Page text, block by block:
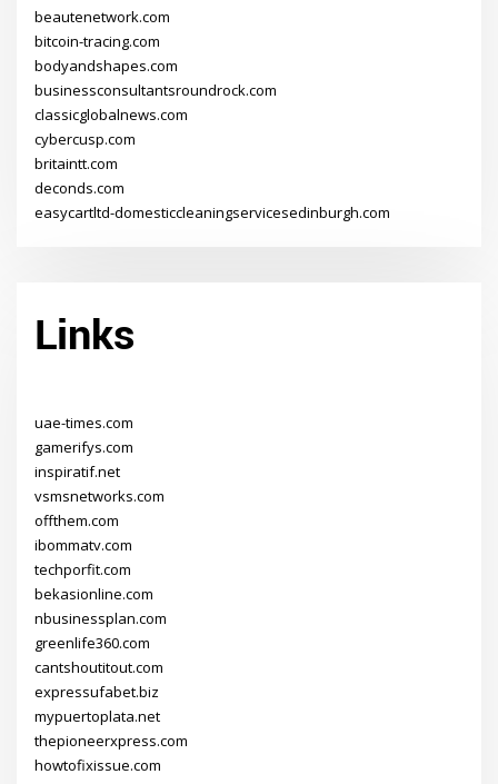
beautenetwork.com
bitcoin-tracing.com
bodyandshapes.com
businessconsultantsroundrock.com
classicglobalnews.com
cybercusp.com
britaintt.com
deconds.com
easycartltd-domesticcleaningservicesedinburgh.com
Links
uae-times.com
gamerifys.com
inspiratif.net
vsmsnetworks.com
offthem.com
ibommatv.com
techporfit.com
bekasionline.com
nbusinessplan.com
greenlife360.com
cantshoutitout.com
expressufabet.biz
mypuertoplata.net
thepioneerxpress.com
howtofixissue.com